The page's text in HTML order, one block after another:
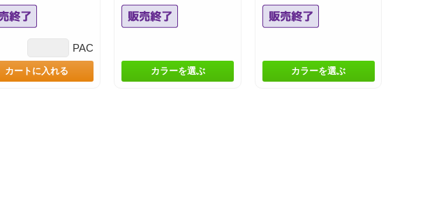
PAC
カートに入れる カラーを選ぶ カラーを選ぶ